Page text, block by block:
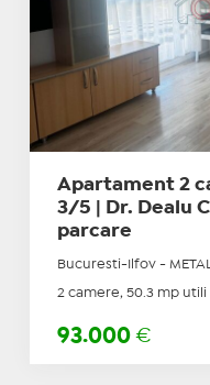
Apartament 2
3/5 | Dr. Dealu
parcare
Bucuresti-Ilfov -
2 camere, 50.3 mp utili
93.000 €